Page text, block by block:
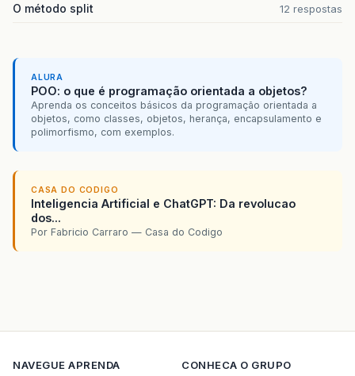
O método split 12 respostas
ALURA
POO: o que é programação orientada a objetos?
Aprenda os conceitos básicos da programação orientada a
objetos, como classes, objetos, herança, encapsulamento e
polimorfismo, com exemplos.
CASA DO CODIGO
Inteligencia Artificial e ChatGPT: Da revolucao
dos...
Por Fabricio Carraro — Casa do Codigo
NAVEGUE APRENDA CONHECA O GRUPO